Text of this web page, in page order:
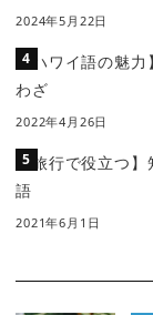
2024年5月22日
【ハワイ語の魅
わざ
2022年4月26日
【旅行で役立つ
語
2021年6月1日